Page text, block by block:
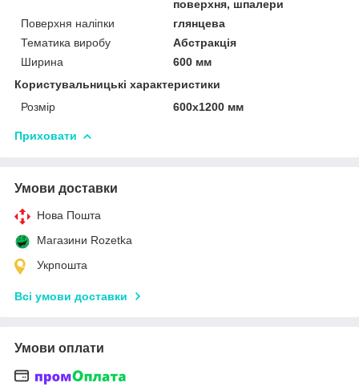
поверхня, шпалери
Поверхня наліпки
глянцева
Тематика виробу
Абстракція
Ширина
600 мм
Користувальницькі характеристики
Розмір
600х1200 мм
Приховати
Умови доставки
Нова Пошта
Магазини Rozetka
Укрпошта
Всі умови доставки
Умови оплати